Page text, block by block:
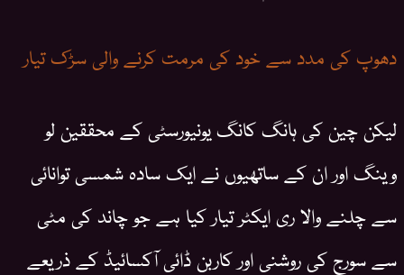
دھوپ کی مدد سے خود کی مرمت کرنے والی سڑک تیار
لیکن چین کی ہانگ کانگ یونیورسٹی کے محققین لو
وینگ اور ان کے ساتھیوں نے ایک سادہ شمسی توانائی
سے چلنے والا ری ایکٹر تیار کیا ہے جو چاند کی مٹی
سے سورج کی روشنی اور کاربن ڈائی آکسائیڈ کے ذریعے